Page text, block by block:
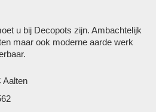
u bij Decopots zijn. Ambachtelijk
maar ook moderne aarde werk
Aalten